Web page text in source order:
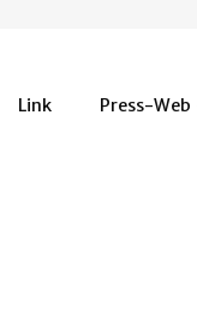
Link Press-Web